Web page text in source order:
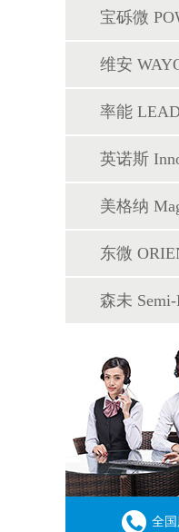
宝砾微
维安
英诺斯
美格纳
森未 Semi-
全